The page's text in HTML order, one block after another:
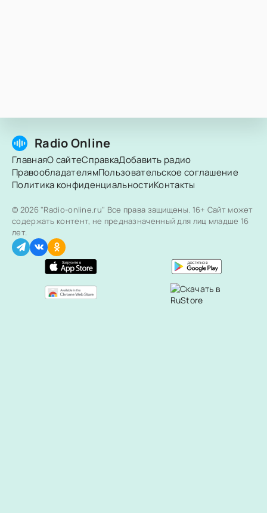
Radio Online
ГлавнаяО сайтеСправкаДобавить радио
ПравообладателямПользовательское соглашение
Политика конфиденциальностиКонтакты
© 2026 "Radio-online.ru" Все права защищены. 16+ Сайт может
содержать контент, не предназначенный для лиц младше 16
лет.